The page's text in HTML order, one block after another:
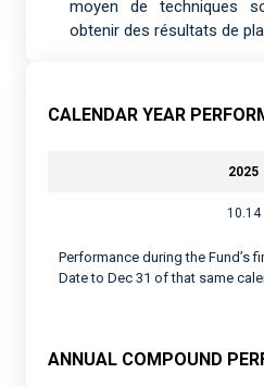
moyen de techniques
obtenir des résultats de
CALENDAR YEAR
2025
10.14
Performance during the Fund’s
Date to Dec 31 of that same
ANNUAL COMPOUND